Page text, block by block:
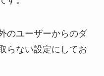
のユーザーからのダ
らない設定にしてお